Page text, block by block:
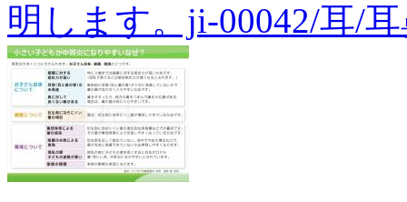
明します。ji-00042/耳/